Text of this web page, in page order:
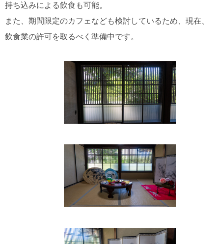
持ち込みによる飲食も可能。
また、期間限定のカフェなども検討しているため、現在、
飲食業の許可を取るべく準備中です。